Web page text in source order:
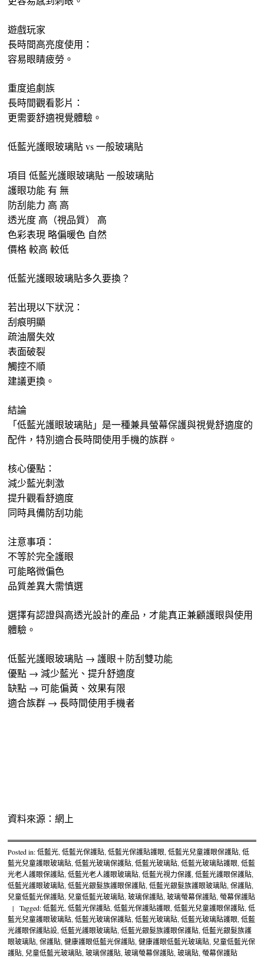
遊戲玩家
長時間高亮度使用：
容易眼睛疲勞。
重度追劇族
長時間觀看影片：
更需要舒適視覺體驗。
低藍光護眼玻璃貼 vs 一般玻璃貼
項目 低藍光護眼玻璃貼 一般玻璃貼
護眼功能 有 無
防刮能力 高 高
透光度 高（視品質） 高
色彩表現 略偏暖色 自然
價格 較高 較低
低藍光護眼玻璃貼多久要換？
若出現以下狀況：
刮痕明顯
疏油層失效
表面破裂
觸控不順
建議更換。
結論
「低藍光護眼玻璃貼」是一種兼具螢幕保護與視覺舒適度的
配件，特別適合長時間使用手機的族群。
核心優點：
減少藍光刺激
提升觀看舒適度
同時具備防刮功能
注意事項：
不等於完全護眼
可能略微偏色
品質差異大需慎選
選擇有認證與高透光設計的產品，才能真正兼顧護眼與使用
體驗。
低藍光護眼玻璃貼 → 護眼＋防刮雙功能
優點 → 減少藍光、提升舒適度
缺點 → 可能偏黃、效果有限
適合族群 → 長時間使用手機者
資料來源：網上
Posted in:低藍光,低藍光保護貼,低藍光保護貼護眼,低藍光兒童護眼保護貼,低
藍光兒童護眼玻璃貼,低藍光玻璃保護貼,低藍光玻璃貼,低藍光玻璃貼護眼,低藍
光老人護眼保護貼,低藍光老人護眼玻璃貼,低藍光視力保護,低藍光護眼保護貼,
低藍光護眼玻璃貼,低藍光銀髮族護眼保護貼,低藍光銀髮族護眼玻璃貼,保護貼,
兒童低藍光保護貼, 兒童低藍光玻璃貼,玻璃保護貼,玻璃螢幕保護貼,螢幕保護貼
|
Tagged:低藍光,低藍光保護貼,低藍光保護貼護眼,低藍光兒童護眼保護貼,低
藍光兒童護眼玻璃貼,低藍光玻璃保護貼,低藍光玻璃貼,低藍光玻璃貼護眼,低藍
光護眼保護貼設,低藍光護眼玻璃貼,低藍光銀髮族護眼保護貼,低藍光銀髮族護
眼玻璃貼,保護貼,健康護眼低藍光保護貼,健康護眼低藍光玻璃貼, 兒童低藍光保
護貼, 兒童低藍光玻璃貼,玻璃保護貼,玻璃螢幕保護貼,玻璃貼,螢幕保護貼